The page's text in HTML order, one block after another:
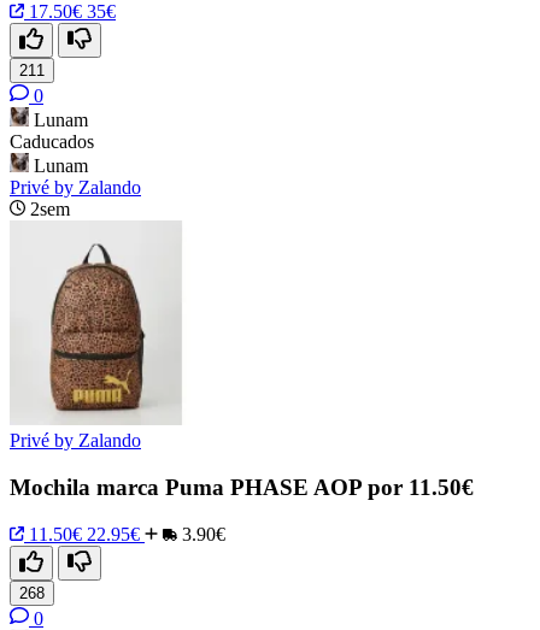
17.50€ 35€
211
0
Lunam
Caducados
Lunam
Privé by Zalando
2sem
Privé by Zalando
Mochila marca Puma PHASE AOP por 11.50€
11.50€ 22.95€ 3.90€
268
0